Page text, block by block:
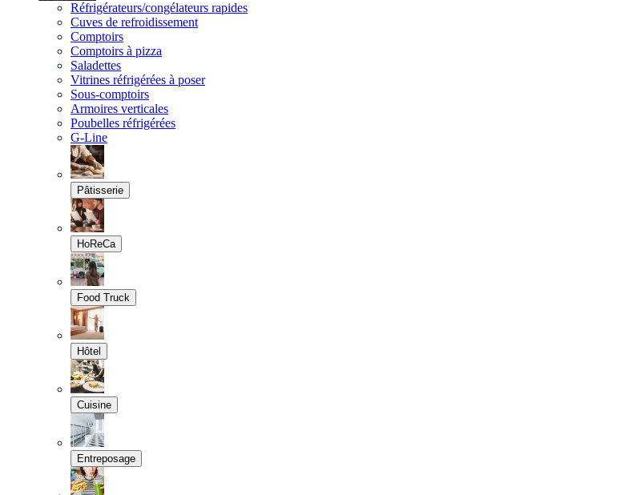
Réfrigérateurs/congélateurs rapides
Cuves de refroidissement
Comptoirs
Comptoirs à pizza
Saladettes
Vitrines réfrigérées à poser
Sous-comptoirs
Armoires verticales
Poubelles réfrigérées
G-Line
Pâtisserie
HoReCa
Food Truck
Hôtel
Cuisine
Entreposage